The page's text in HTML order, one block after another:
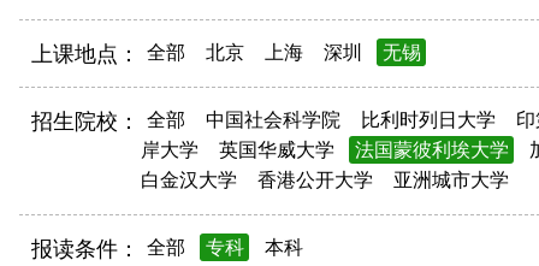
上课地点： 全部 北京 上海 深圳 无锡
招生院校： 全部 中国社会科学院 比利时列日大学
岸大学
英国华威大学 法国蒙彼利埃大学
白金汉大学
香港公开大学 亚洲城市大学
报读条件： 全部 专科 本科